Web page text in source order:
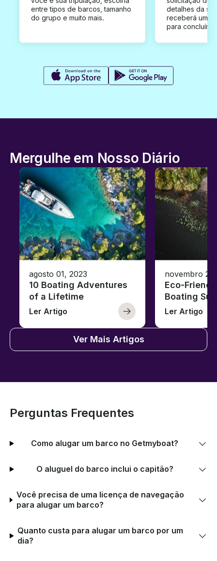
entre tipos de barcos, tamanho
do grupo e muito mais.
detalhes da
receberá uma
para concluír a
Mergulhe em Nosso Diário
agosto 01, 2023
10 Boating Adventures
of a Lifetime
Ler Artigo
novembro
Eco-
Boating
Ler Artigo
Ver Mais Artigos
Perguntas Frequentes
Como alugar um barco no Getmyboat?
O aluguel do barco inclui o capitão?
Você precisa de uma licença de navegação
para alugar um barco?
Quanto custa para alugar um barco por um
dia?